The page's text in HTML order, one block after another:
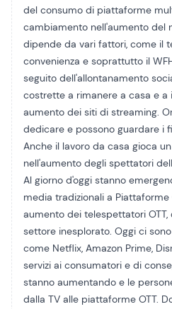
del consumo di piattaforme
cambiamento nell'aumento del
dipende da vari fattori, come il
convenienza e soprattutto il
seguito dell'allontanamento
costrette a rimanere a casa e a
aumento dei siti di streaming.
dedicare e possono guardare i
Anche il lavoro da casa gioca
nell'aumento degli spettatori
Al giorno d'oggi stanno
media tradizionali a Piattaforme
aumento dei telespettatori
settore inesplorato. Oggi ci
come Netflix, Amazon Prime,
servizi ai consumatori e di
stanno aumentando e le
dalla TV alle piattaforme OTT.